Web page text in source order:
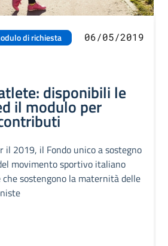
di richiesta
06/05/2019
disponibili le
il modulo per
il 2019, il Fondo unico a sostegno
movimento sportivo italiano
sostengono la maternità delle